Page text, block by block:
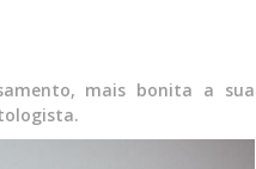
mais bonita a sua